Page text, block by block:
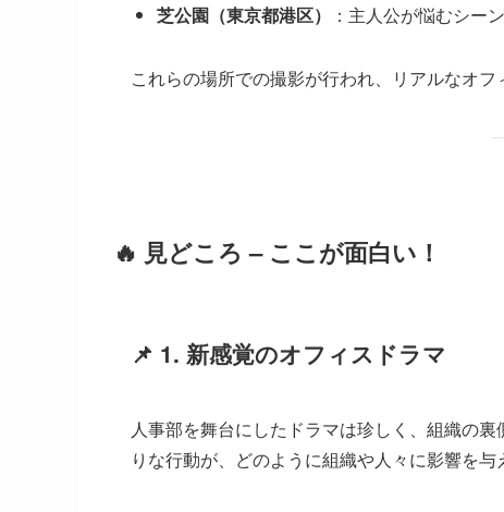
芝公園（東京都港区）
：主人公が悩むシーン
これらの場所での撮影が行われ、リアルなオフ
🔥 見どころ – ここが面白い！
📌 1. 新感覚のオフィスドラマ
人事部を舞台にしたドラマは珍しく、組織の
りな行動が、どのように組織や人々に影響を与